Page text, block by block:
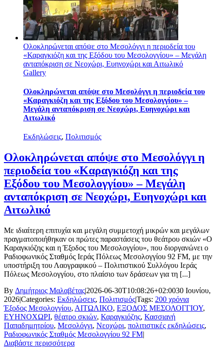
Ολοκληρώνεται απόψε στο Μεσολόγγι η περιοδεία του
«Καραγκιόζη και της Εξόδου του Μεσολογγίου» – Μεγάλη
ανταπόκριση σε Νεοχώρι, Ευηνοχώρι και Αιτωλικό
Gallery
Ολοκληρώνεται απόψε στο Μεσολόγγι η περιοδεία του
«Καραγκιόζη και της Εξόδου του Μεσολογγίου» –
Μεγάλη ανταπόκριση σε Νεοχώρι, Ευηνοχώρι και
Αιτωλικό
Εκδηλώσεις, Πολιτισμός
Ολοκληρώνεται απόψε στο Μεσολόγγι η
περιοδεία του «Καραγκιόζη και της
Εξόδου του Μεσολογγίου» – Μεγάλη
ανταπόκριση σε Νεοχώρι, Ευηνοχώρι και
Αιτωλικό
Με ιδιαίτερη επιτυχία και μεγάλη συμμετοχή μικρών και μεγάλων
πραγματοποιήθηκαν οι πρώτες παραστάσεις του θεάτρου σκιών «Ο
Καραγκιόζης και η Έξοδος του Μεσολογγίου», που διοργανώνει ο
Ραδιοφωνικός Σταθμός Ιεράς Πόλεως Μεσολογγίου 92 FM, με την
υποστήριξη του Λαογραφικού – Πολιτιστικού Συλλόγου Ιεράς
Πόλεως Μεσολογγίου, στο πλαίσιο των δράσεων για τη [...]
By Δημήτριος Μαλαβέτας|2026-06-30T10:08:26+02:0030 Ιουνίου,
2026|Categories: Εκδηλώσεις, Πολιτισμός|Tags: 200 χρόνια
Έξοδος Μεσολογγίου, ΑΙΤΩΛΙΚΟ, ΕΞΟΔΟΣ ΜΕΣΟΛΟΓΓΙΟΥ,
ΕΥΗΝΟΧΩΡΙ, θέατρο σκιών, Καραγκιόζης, Κασσιανή
Παπαδημητρίου, Μεσολόγγι, Νεοχώρι, πολιτιστικές εκδηλώσεις,
Ραδιοφωνικός Σταθμός Μεσολογγίου 92 FM|
Διαβάστε περισσότερα